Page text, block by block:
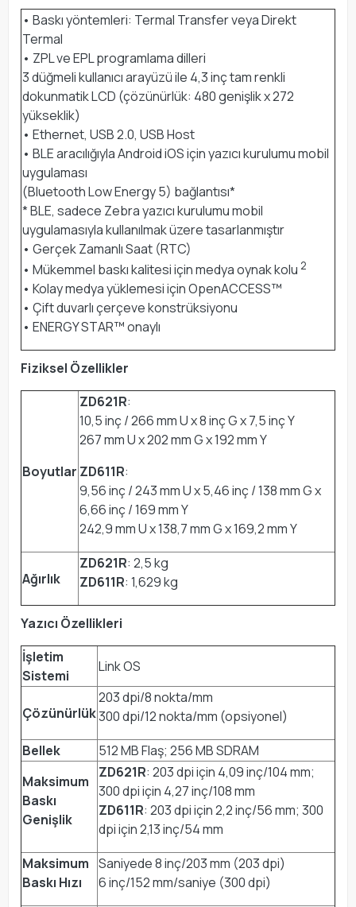
• Baskı yöntemleri: Termal Transfer veya Direkt
Termal
• ZPL ve EPL programlama dilleri
3 düğmeli kullanıcı arayüzü ile 4,3 inç tam renkli
dokunmatik LCD (çözünürlük: 480 genişlik x 272
yükseklik)
• Ethernet, USB 2.0, USB Host
• BLE aracılığıyla Android iOS için yazıcı kurulumu mobil
uygulaması
(Bluetooth Low Energy 5) bağlantısı*
* BLE, sadece Zebra yazıcı kurulumu mobil
uygulamasıyla kullanılmak üzere tasarlanmıştır
• Gerçek Zamanlı Saat (RTC)
• Mükemmel baskı kalitesi için medya oynak kolu 2
• Kolay medya yüklemesi için OpenACCESS™
• Çift duvarlı çerçeve konstrüksiyonu
• ENERGY STAR™ onaylı
Fiziksel Özellikler
Boyutlar
ZD621R:
10,5 inç / 266 mm U x 8 inç G x 7,5 inç Y
267 mm U x 202 mm G x 192 mm Y
ZD611R:
9,56 inç / 243 mm U x 5,46 inç / 138 mm G x
6,66 inç / 169 mm Y
242,9 mm U x 138,7 mm G x 169,2 mm Y
Ağırlık
ZD621R: 2,5 kg
ZD611R: 1,629 kg
Yazıcı Özellikleri
İşletim
Sistemi
Link OS
Çözünürlük
203 dpi/8 nokta/mm
300 dpi/12 nokta/mm (opsiyonel)
Bellek
512 MB Flaş; 256 MB SDRAM
Maksimum
Baskı
Genişlik
ZD621R: 203 dpi için 4,09 inç/104 mm;
300 dpi için 4,27 inç/108 mm
ZD611R: 203 dpi için 2,2 inç/56 mm; 300
dpi için 2,13 inç/54 mm
Maksimum
Baskı Hızı
Saniyede 8 inç/203 mm (203 dpi)
6 inç/152 mm/saniye (300 dpi)